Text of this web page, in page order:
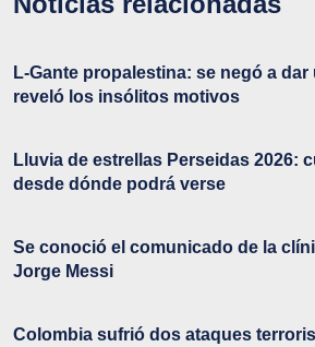
L-Gante propalestina: se negó a
reveló los insólitos motivos
Lluvia de estrellas Perseidas 2026:
desde dónde podrá verse
Se conoció el comunicado de la
Jorge Messi
Colombia sufrió dos ataques